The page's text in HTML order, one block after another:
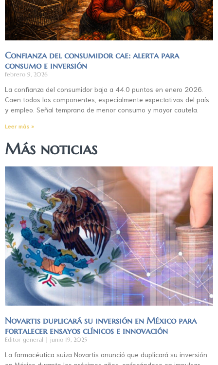
Confianza del consumidor cae: alerta para
consumo e inversión
febrero 9, 2026
La confianza del consumidor baja a 44.0 puntos en enero 2026.
Caen todos los componentes, especialmente expectativas del país
y empleo. Señal temprana de menor consumo y mayor cautela.
Leer más »
Más noticias
Novartis duplicará su inversión en México para
fortalecer ensayos clínicos e innovación
Editor general junio 19, 2025
La farmacéutica suiza Novartis anunció que duplicará su inversión